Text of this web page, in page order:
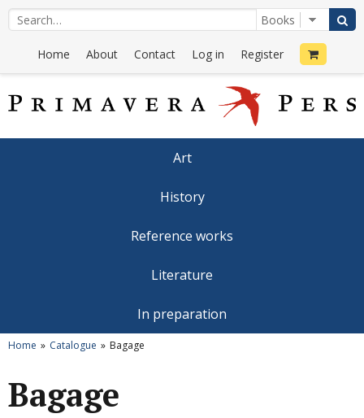
Home About Contact Log in Register
Art
History
Reference works
Literature
In preparation
Home Catalogue Bagage
Bagage